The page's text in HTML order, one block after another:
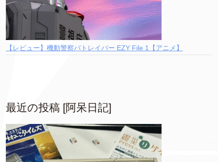
【レビュー】機動警察パトレイバー EZY File 1【アニメ】
最近の投稿 [阿呆日記]